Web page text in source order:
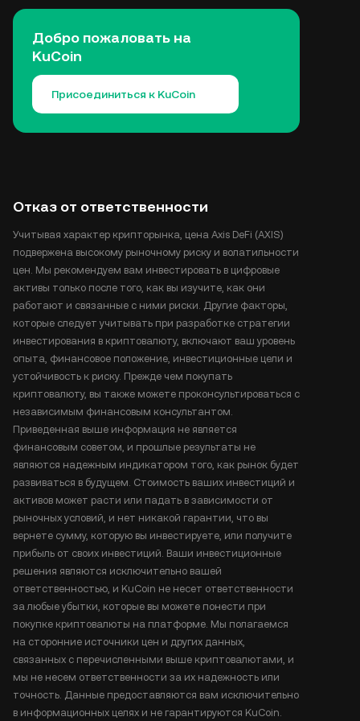
Добро пожаловать на
KuCoin
Присоединиться к KuCoin
Отказ от ответственности
Учитывая характер крипторынка, цена Axis DeFi (AXIS)
подвержена высокому рыночному риску и волатильности
цен. Мы рекомендуем вам инвестировать в цифровые
активы только после того, как вы изучите, как они
работают и связанные с ними риски. Другие факторы,
которые следует учитывать при разработке стратегии
инвестирования в криптовалюту, включают ваш уровень
опыта, финансовое положение, инвестиционные цели и
устойчивость к риску. Прежде чем покупать
криптовалюту, вы также можете проконсультироваться с
независимым финансовым консультантом.
Приведенная выше информация не является
финансовым советом, и прошлые результаты не
являются надежным индикатором того, как рынок будет
развиваться в будущем. Стоимость ваших инвестиций и
активов может расти или падать в зависимости от
рыночных условий, и нет никакой гарантии, что вы
вернете сумму, которую вы инвестируете, или получите
прибыль от своих инвестиций. Ваши инвестиционные
решения являются исключительно вашей
ответственностью, и KuCoin не несет ответственности
за любые убытки, которые вы можете понести при
покупке криптовалюты на платформе. Мы полагаемся
на сторонние источники цен и других данных,
связанных с перечисленными выше криптовалютами, и
мы не несем ответственности за их надежность или
точность. Данные предоставляются вам исключительно
в информационных целях и не гарантируются KuCoin.